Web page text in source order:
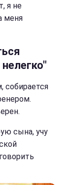
я не
меня
собирается
сына, учу